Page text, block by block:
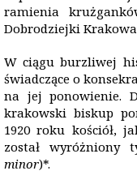
ramienia
Dobrodziejki
W ciągu burzliwej
świadczące o
na jej ponowienie.
krakowski biskup
1920 roku kościół,
został wyróżniony
minor)*.